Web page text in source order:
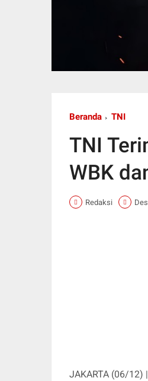
Beranda TNI
TNI
WBK
Redaksi
JAKARTA (06/12)